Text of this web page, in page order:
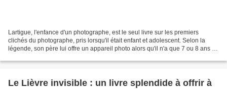
Lartigue, l'enfance d'un photographe, est le seul livre sur les premiers
clichés du photographe, pris lorsqu'il était enfant et adolescent. Selon la
légende, son père lui offre un appareil photo alors qu'il n'a que 7 ou 8 ans et
Le Lièvre invisible : un livre splendide à offrir à